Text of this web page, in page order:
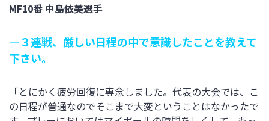
MF10番 中島依美選手
―３連戦、厳しい日程の中で意識したことを教えて
下さい。
「とにかく疲労回復に専念しました。代表の大会では、こ
の日程が普通なのでそこまで大変ということはなかったで